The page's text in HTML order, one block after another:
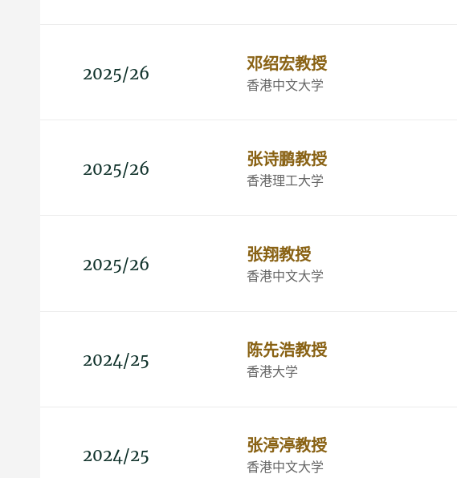
2025/26 邓绍宏教授
香港中文大学
2025/26 张诗鹏教授
香港理工大学
2025/26 张翔教授
香港中文大学
2024/25 陈先浩教授
香港大学
2024/25 张渟渟教授
香港中文大学